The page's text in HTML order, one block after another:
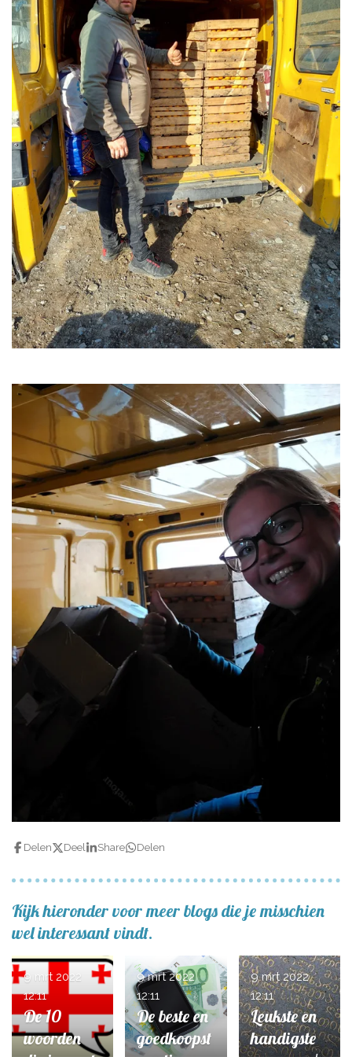
Delen Deel Share Delen
Kijk hieronder voor meer blogs die je misschien
wel interessant vindt.
De 10
woorden
9 mrt 2022
12:11
De beste en
goedkoopst
9 mrt 2022
12:11
Leukste en
handigste
9 mrt 2022
12:11